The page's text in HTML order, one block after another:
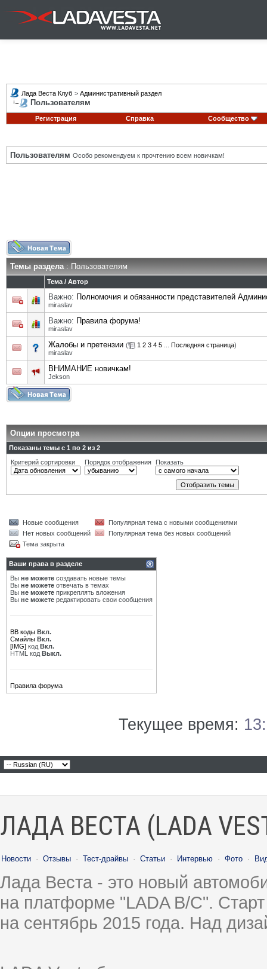
Лада Веста Клуб > Административный раздел
Пользователям
Регистрация Справка Сообщество
Пользователям Особо рекомендуем к прочтению всем новичкам!
Темы раздела: Пользователям
Тема / Автор
Важно: Полномочия и обязанности представителей
miraslav
Важно: Правила форума!
miraslav
Жалобы и претензии ( 1 2 3 4 5 Последняя страница)
miraslav
ВНИМАНИЕ новичкам!
Jekson
Опции просмотра
Показаны темы с 1 по 2 из 2
Критерий сортировки
Порядок отображения Показать
Новые сообщения
Популярная тема с новыми сообщениями
Нет новых сообщений
Популярная тема без новых сообщений
Тема закрыта
Ваши права в разделе
Вы не можете создавать новые темы
Вы не можете отвечать в темах
Вы не можете прикреплять вложения
Вы не можете редактировать свои сообщения
BB коды Вкл.
Смайлы Вкл.
[IMG] код Вкл.
HTML код Выкл.
Правила форума
Текущее время:
ЛАДА ВЕСТА (LADA
Новости · Отзывы · Тест-драйвы · Статьи · Интервью · Фото ·
Лада Веста - это новый
на платформе "LADA B/C".
на сентябрь 2015 года. Над